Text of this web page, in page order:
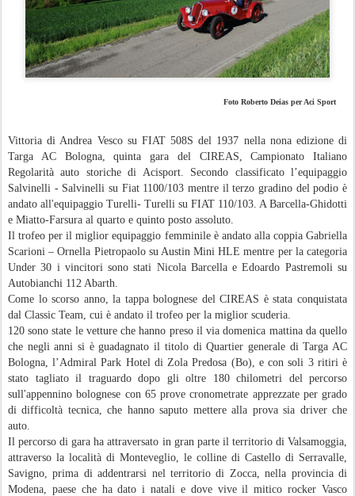
Foto Roberto Deias per Aci Sport
Vittoria di Andrea Vesco su FIAT 508S del 1937 nella nona edizione di
Targa AC Bologna, quinta gara del CIREAS, Campionato Italiano
Regolarità auto storiche di Acisport. Secondo classificato l’equipaggio
Salvinelli - Salvinelli su Fiat 1100/103 mentre il terzo gradino del podio è
andato all'equipaggio Turelli- Turelli su FIAT 110/103. A Barcella-Ghidotti
e Miatto-Farsura al quarto e quinto posto assoluto.
Il trofeo per il miglior equipaggio femminile è andato alla coppia Gabriella
Scarioni – Ornella Pietropaolo su Austin Mini HLE mentre per la categoria
Under 30 i vincitori sono stati Nicola Barcella e Edoardo Pastremoli su
Autobianchi 112 Abarth.
Come lo scorso anno, la tappa bolognese del CIREAS è stata conquistata
dal Classic Team, cui è andato il trofeo per la miglior scuderia.
120 sono state le vetture che hanno preso il via domenica mattina da quello
che negli anni si è guadagnato il titolo di Quartier generale di Targa AC
Bologna, l’Admiral Park Hotel di Zola Predosa (Bo), e con soli 3 ritiri è
stato tagliato il traguardo dopo gli oltre 180 chilometri del percorso
sull'appennino bolognese con 65 prove cronometrate apprezzate per grado
di difficoltà tecnica, che hanno saputo mettere alla prova sia driver che
auto.
Il percorso di gara ha attraversato in gran parte il territorio di Valsamoggia,
attraverso la località di Monteveglio, le colline di Castello di Serravalle,
Savigno, prima di addentrarsi nel territorio di Zocca, nella provincia di
Modena, paese che ha dato i natali e dove vive il mitico rocker Vasco